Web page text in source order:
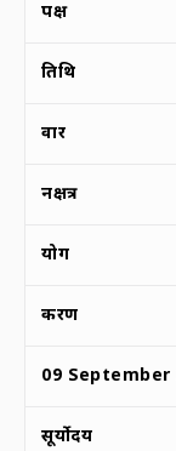
पक्ष
तिथि
वार
नक्षत्र
योग
करण
09 September
सूर्योदय